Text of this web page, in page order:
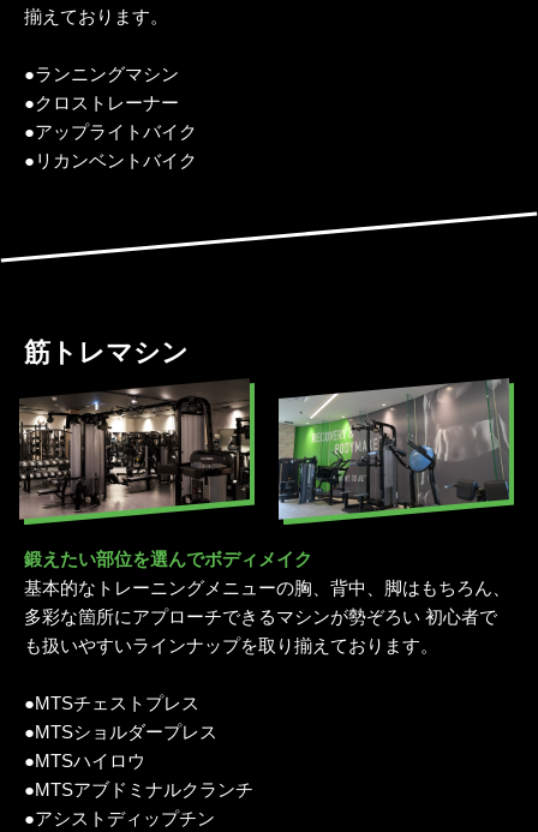
揃えております。
●ランニングマシン
●クロストレーナー
●アップライトバイク
●リカンベントバイク
筋トレマシン
鍛えたい部位を選んでボディメイク
基本的なトレーニングメニューの胸、背中、脚はもちろん、
多彩な箇所にアプローチできるマシンが勢ぞろい 初心者で
も扱いやすいラインナップを取り揃えております。
●MTSチェストプレス
●MTSショルダープレス
●MTSハイロウ
●MTSアブドミナルクランチ
●アシストディップチン